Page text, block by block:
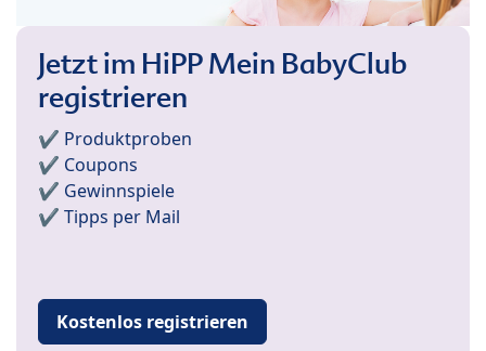
Jetzt im HiPP Mein BabyClub
registrieren
✔️ Produktproben
✔️ Coupons
✔️ Gewinnspiele
✔️ Tipps per Mail
Kostenlos registrieren